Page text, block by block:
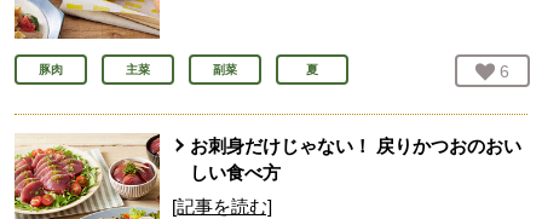
豚肉 主菜 副菜 夏 お気
6
お刺身だけじゃない！ 戻りかつおのおい
しい食べ方
[記事を読む]